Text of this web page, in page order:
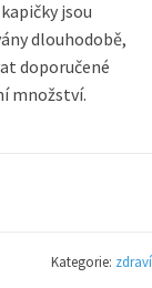
jsou
dlouhodobě,
doporučené
množství.
Kategorie: zdraví